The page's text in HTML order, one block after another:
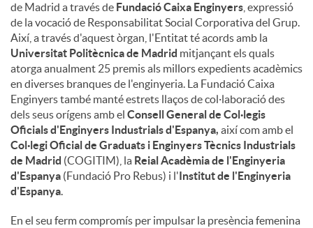
de Madrid a través de Fundació Caixa Enginyers , expressió
de la vocació de Responsabilitat Social Corporativa del Grup.
Així, a través d'aquest òrgan, l'Entitat té acords amb la
Universitat Politècnica de Madrid mitjançant els quals
atorga anualment 25 premis als millors expedients acadèmics
en diverses branques de l'enginyeria. La Fundació Caixa
Enginyers també manté estrets llaços de col·laboració des
dels seus orígens amb el Consell General de Col·legis
Oficials d'Enginyers Industrials d'Espanya, així com amb el
Col·legi Oficial de Graduats i Enginyers Tècnics Industrials
de Madrid (COGITIM), la Reial Acadèmia de l'Enginyeria
d'Espanya (Fundació Pro Rebus) i l'Institut de l'Enginyeria
d'Espanya.
En el seu ferm compromís per impulsar la presència femenina